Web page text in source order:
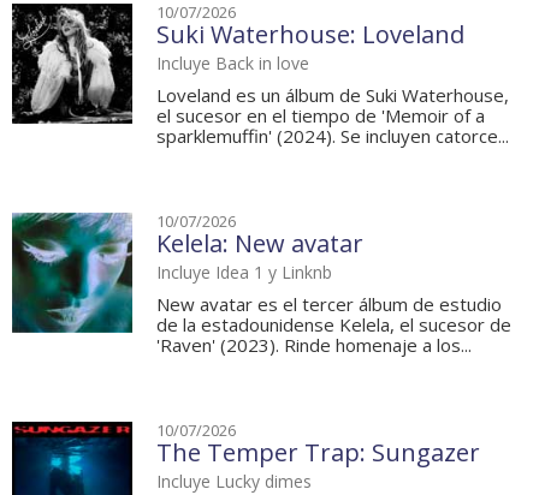
10/07/2026
Suki Waterhouse: Loveland
Incluye Back in love
Loveland es un álbum de Suki Waterhouse,
el sucesor en el tiempo de 'Memoir of a
sparklemuffin' (2024). Se incluyen catorce...
10/07/2026
Kelela: New avatar
Incluye Idea 1 y Linknb
New avatar es el tercer álbum de estudio
de la estadounidense Kelela, el sucesor de
'Raven' (2023). Rinde homenaje a los...
10/07/2026
The Temper Trap: Sungazer
Incluye Lucky dimes